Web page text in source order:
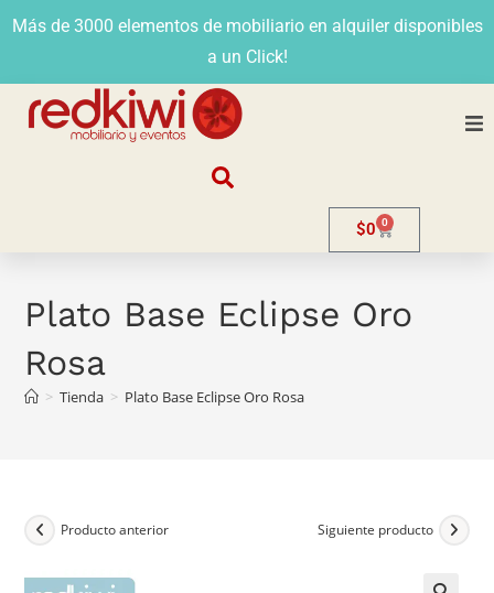
Más de 3000 elementos de mobiliario en alquiler disponibles
a un Click!
$0 0
Plato Base Eclipse Oro
Rosa
> Tienda > Plato Base Eclipse Oro Rosa
Producto anterior Siguiente producto